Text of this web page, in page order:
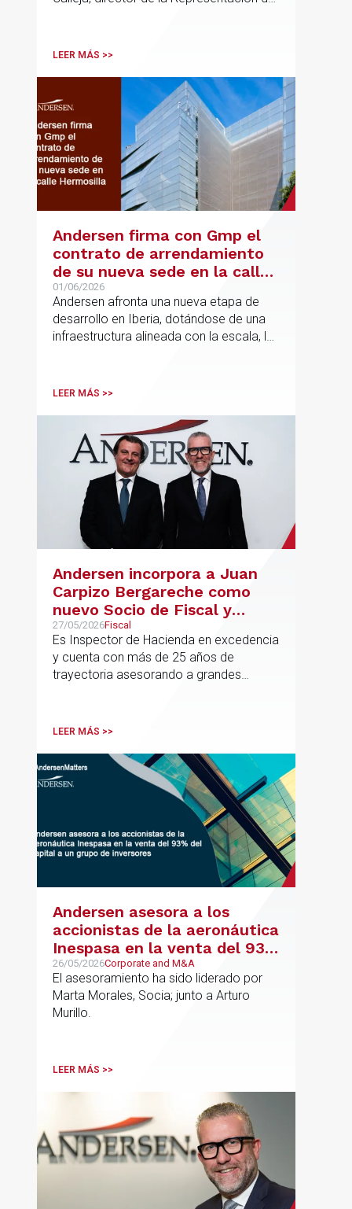
jurídico y académico
LEER MÁS >>
Andersen firma con Gmp el
contrato de arrendamiento
de su nueva sede en la calle
Hermosilla
01/06/2026
Andersen afronta una nueva etapa de
desarrollo en Iberia, dotándose de una
infraestructura alineada con la escala, la
LEER MÁS >>
Andersen incorpora a Juan
Carpizo Bergareche como
nuevo Socio de Fiscal y
responsable de la práctica
ibérica de Fiscalidad Local
27/05/2026Fiscal
Es Inspector de Hacienda en excedencia
y cuenta con más de 25 años de
trayectoria asesorando a grandes
principalmente en los sectores
medioambiental
LEER MÁS >>
Andersen asesora a los
accionistas de la aeronáutica
Inespasa en la venta del 93%
del capital a un grupo de
inversores
26/05/2026Corporate and M&A
El asesoramiento ha sido liderado por
Marta Morales, Socia; junto a Arturo
Murillo.
LEER MÁS >>